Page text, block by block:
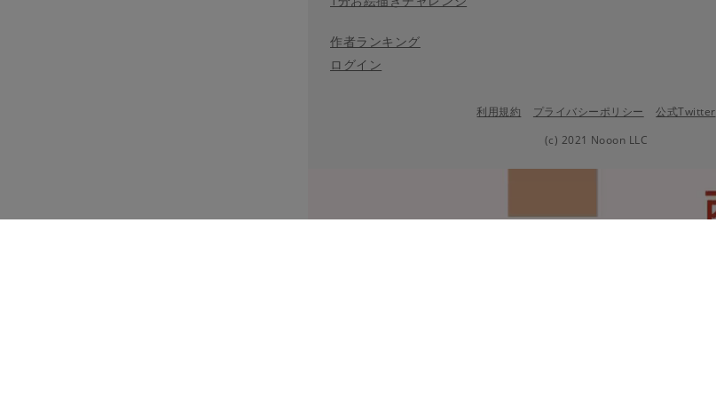
作者ランキング
ログイン
利用規約 プライバシーポリシー
公式Twitter
(c) 2021 Nooon LLC